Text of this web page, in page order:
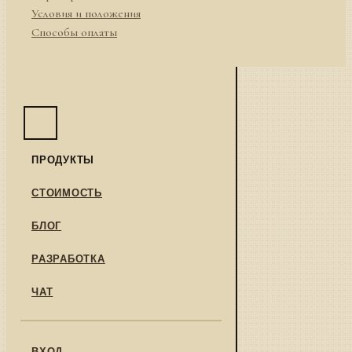
Условия и положения
Способы оплаты
ПРОДУКТЫ
СТОИМОСТЬ
БЛОГ
РАЗРАБОТКА
ЧАТ